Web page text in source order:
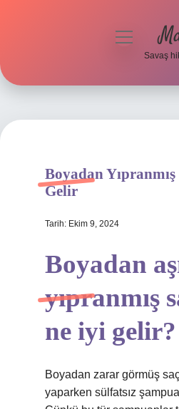
menüyü
Savaş
Boyadan
Gelir
Tarih: Ekim 9, 2024
Boyadan
yıpranmış
ne iyi gelir?
Boyadan zarar görmüş
yaparken sülfatsız